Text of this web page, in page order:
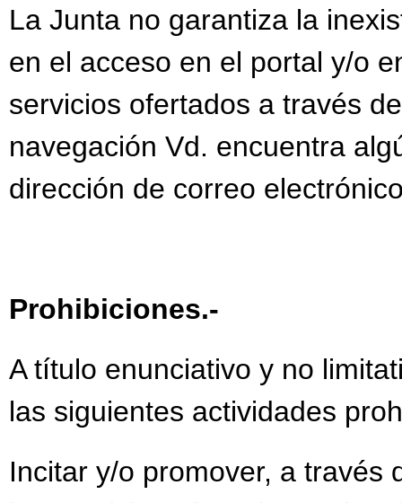
La Junta no garantiza la
en el acceso en el portal y/o
servicios ofertados a través
navegación Vd. encuentra
dirección de correo
Prohibiciones.-
A título enunciativo y no
las siguientes actividades
Incitar y/o promover, a través